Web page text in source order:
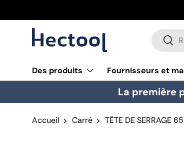
Aller au contenu
Recherche
Des produits Fournisseurs et
La première
Accueil Carré TÊTE DE SERRAGE